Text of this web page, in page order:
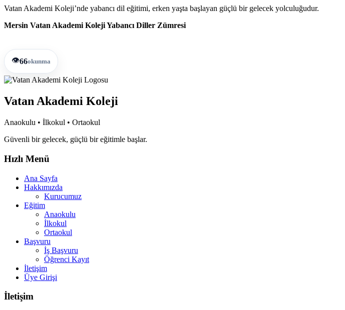
Vatan Akademi Koleji’nde yabancı dil eğitimi, erken yaşta başlayan güçlü bir gelecek yolculuğudur.
Mersin Vatan Akademi Koleji Yabancı Diller Zümresi
👁️66okunma
Vatan Akademi Koleji
Anaokulu • İlkokul • Ortaokul
Güvenli bir gelecek, güçlü bir eğitimle başlar.
Hızlı Menü
Ana Sayfa
Hakkımızda
Kurucumuz
Eğitim
Anaokulu
İlkokul
Ortaokul
Başvuru
İş Başvuru
Öğrenci Kayıt
İletişim
Üye Girişi
İletişim